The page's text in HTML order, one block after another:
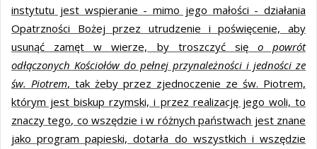
instytutu jest wspieranie - mimo jego małości - działania
Opatrzności Bożej przez utrudzenie i poświęcenie, aby
usunąć zamęt w wierze, by troszczyć sięo powrót
odłączonych Kościołów do pełnej przynależności i jedności ze
św. Piotrem, tak żeby przez zjednoczenie ze św. Piotrem,
którym jest biskup rzymski, i przez realizację jego woli, to
znaczy tego, co wszędzie i w różnych państwach jest znane
jako program papieski, dotarła do wszystkich i wszędzie